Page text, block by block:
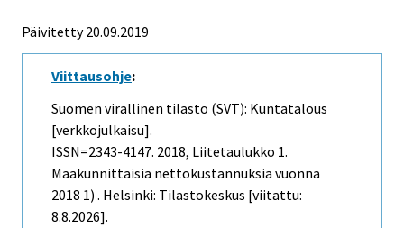
Päivitetty 20.09.2019
Viittausohje:
Suomen virallinen tilasto (SVT): Kuntatalous
[verkkojulkaisu].
ISSN=2343-4147. 2018, Liitetaulukko 1.
Maakunnittaisia nettokustannuksia vuonna
2018 1) . Helsinki: Tilastokeskus [viitattu:
8.8.2026].